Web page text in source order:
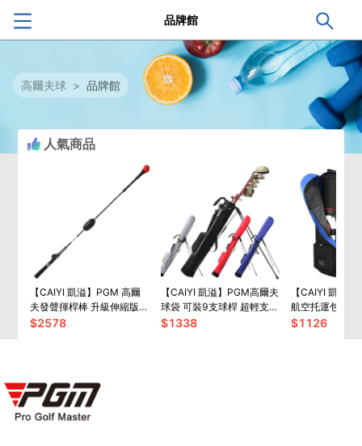
品牌館
高爾夫球 > 品牌館
人氣商品
【CAIYI 凱溢】PGM 高爾
夫發聲揮桿棒 升級伸縮版
可調整6檔 揮桿訓練器
$2578
【CAIYI 凱溢】PGM高爾夫
球袋 可裝9支球桿 超輕支架
包 高爾夫球練習袋 男女防
$1338
【CAIYI 凱溢
航空托運包 男
可折疊滑輪球袋
$1126